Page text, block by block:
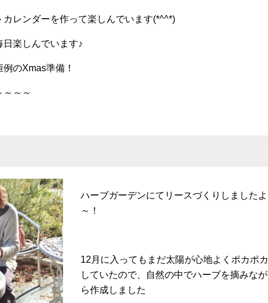
レンダーを作って楽しんでいます(*^^*)
楽しんでいます♪
のXmas準備！
～～～
ハーブガーデンにてリースづくりしましたよ
～！
12月に入ってもまだ太陽が心地よくポカポカ
していたので、自然の中でハーブを摘みなが
ら作成しました